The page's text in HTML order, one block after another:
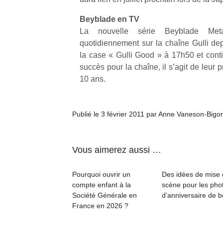
Beyblade en TV
La nouvelle série Beyblade
quotidiennement sur la chaîne Gulli
la case « Gulli Good » à 17h50 et
succès pour la chaîne, il s’agit de leur
10 ans.
Publié le 3 février 2011 par Anne Vaneson-
Vous aimerez aussi …
Pourquoi ouvrir un
compte enfant à la
Société Générale en
France en 2026 ?
Des idées de mise
scène pour les
d’anniversaire de
trottinette
mécanique
Beeper
Les
enfants
souvent
n’est pas
Conjuguer
divertissement,
physique
ou
apprentissage…
Durant les
vacances
et avec le
retour des
rêvée